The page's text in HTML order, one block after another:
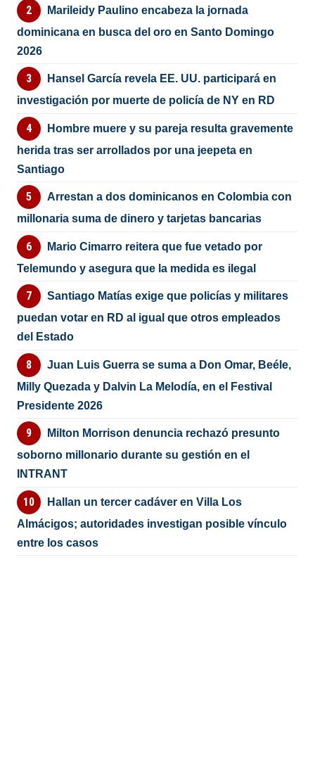
Marileidy Paulino encabeza la jornada
dominicana en busca del oro en Santo Domingo
2026
Hansel García revela EE. UU. participará en
investigación por muerte de policía de NY en RD
Hombre muere y su pareja resulta gravemente
herida tras ser arrollados por una jeepeta en
Santiago
Arrestan a dos dominicanos en Colombia con
millonaria suma de dinero y tarjetas bancarias
Mario Cimarro reitera que fue vetado por
Telemundo y asegura que la medida es ilegal
Santiago Matías exige que policías y militares
puedan votar en RD al igual que otros empleados
del Estado
Juan Luis Guerra se suma a Don Omar, Beéle,
Milly Quezada y Dalvin La Melodía, en el Festival
Presidente 2026
Milton Morrison denuncia rechazó presunto
soborno millonario durante su gestión en el
INTRANT
Hallan un tercer cadáver en Villa Los
Almácigos; autoridades investigan posible vínculo
entre los casos